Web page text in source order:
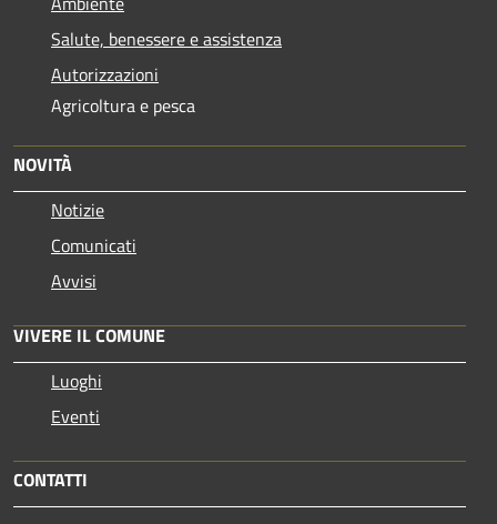
Salute, benessere e assistenza
Autorizzazioni
Agricoltura e pesca
NOVITÀ
Notizie
Comunicati
Avvisi
VIVERE IL COMUNE
Luoghi
Eventi
CONTATTI